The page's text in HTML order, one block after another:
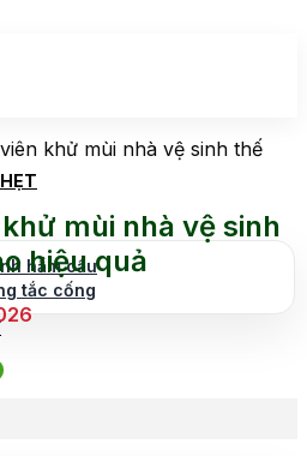
hầm cầu
tắc cống
khử mùi nhà vệ sinh thế
mùi nhà vệ sinh
hiệu quả